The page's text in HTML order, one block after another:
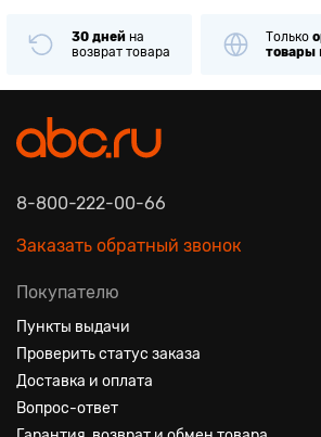
30 дней на
возврат товара
Только
товары
8-800-222-00-66
Заказать обратный звонок
Покупателю
Пункты выдачи
Проверить статус заказа
Доставка и оплата
Вопрос-ответ